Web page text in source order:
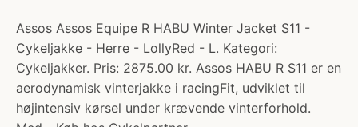
Assos Assos Equipe R HABU Winter Jacket S11 -
Cykeljakke - Herre - LollyRed - L. Kategori:
Cykeljakker. Pris: 2875.00 kr. Assos HABU R S11 er en
aerodynamisk vinterjakke i racingFit, udviklet til
højintensiv kørsel under krævende vinterforhold.